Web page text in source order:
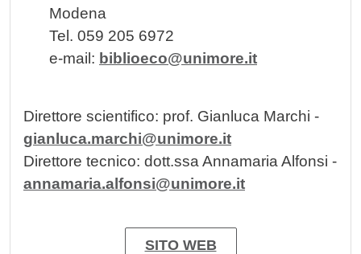
Modena
Tel. 059 205 6972
e-mail: biblioeco@unimore.it
Direttore scientifico: prof. Gianluca Marchi -
gianluca.marchi@unimore.it
Direttore tecnico: dott.ssa Annamaria Alfonsi -
annamaria.alfonsi@unimore.it
SITO WEB